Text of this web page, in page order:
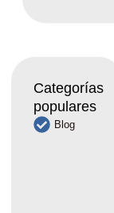
Categorías
populares
Blog